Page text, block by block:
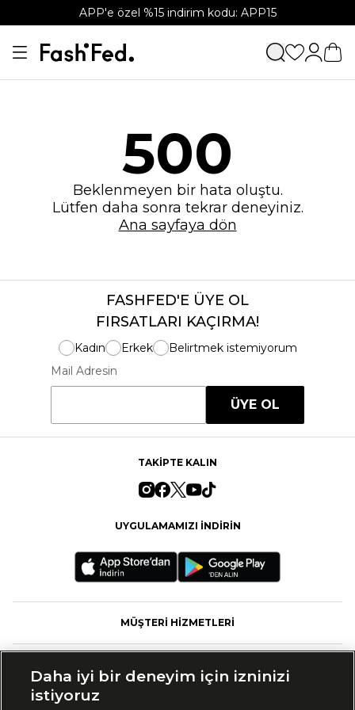
APP'e özel %15 indirim kodu: APP15
500
Beklenmeyen bir hata oluştu.
Lütfen daha sonra tekrar deneyiniz.
Ana sayfaya dön
FASHFED'E ÜYE OL
FIRSATLARI KAÇIRMA!
Kadın Erkek
Belirtmek istemiyorum
Mail Adresin
ÜYE OL
TAKİPTE KALIN
UYGULAMAMIZI İNDİRİN
MÜŞTERİ HİZMETLERİ
Daha iyi bir deneyim için izninizi
istiyoruz